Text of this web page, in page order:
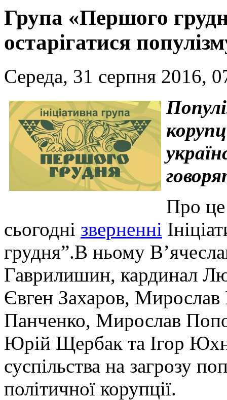
Група «Першого
остарігатися
Середа, 31 серпня 2016,
Про
сьогодні зверненні
грудня”.В ньому
Гаврилишин, кардинал
Євген Захаров,
Панченко, Мирослав
Юрій Щербак та Ігор
суспільства на загрозу
політичної корупції.